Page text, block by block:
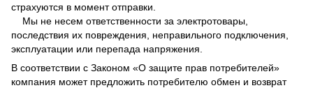
страхуются в момент отправки.
Мы не несем ответственности за электротовары,
последствия их повреждения, неправильного подключения,
эксплуатации или перепада напряжения.
В соответствии с Законом «О защите прав потребителей»
компания может предложить потребителю обмен и возврат